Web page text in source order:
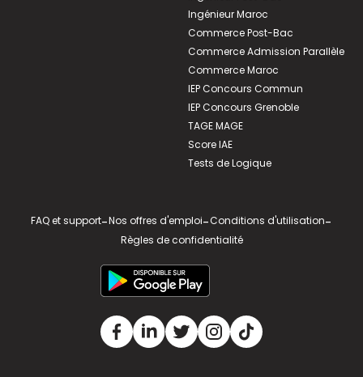
Ingénieur Maroc
Commerce Post-Bac
Commerce Admission Parallèle
Commerce Maroc
IEP Concours Commun
IEP Concours Grenoble
TAGE MAGE
Score IAE
Tests de Logique
FAQ et support-Nos offres d'emploi-Conditions d'utilisation-
Règles de confidentialité